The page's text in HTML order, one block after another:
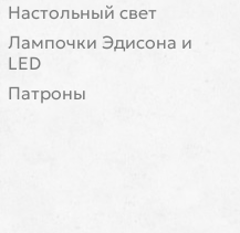
Настольный свет
Лампочки Эдисона и
LED
Патроны